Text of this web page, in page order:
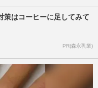
策はコーヒーに足してみて
PR(森永乳業)